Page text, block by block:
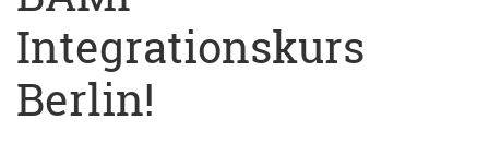
Integrationskurs
Berlin!